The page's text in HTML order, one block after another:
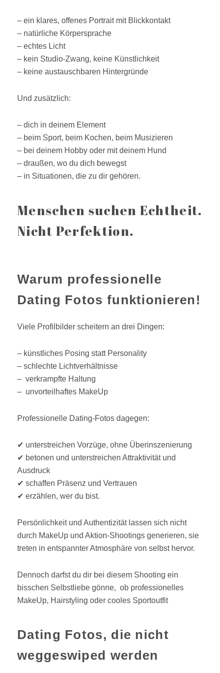
– ein klares, offenes Portrait mit Blickkontakt
– natürliche Körpersprache
– echtes Licht
– kein Studio-Zwang, keine Künstlichkeit
– keine austauschbaren Hintergründe
Und zusätzlich:
– dich in deinem Element
– beim Sport, beim Kochen, beim Musizieren
– bei deinem Hobby oder mit deinem Hund
– draußen, wo du dich bewegst
– in Situationen, die zu dir gehören.
Menschen suchen Echtheit.
Nicht Perfektion.
Warum professionelle
Dating Fotos funktionieren!
Viele Profilbilder scheitern an drei Dingen:
– künstliches Posing statt Personality
– schlechte Lichtverhältnisse
– verkrampfte Haltung
– unvorteilhaftes MakeUp
Professionelle Dating-Fotos dagegen:
✔ unterstreichen Vorzüge, ohne Überinszenierung
✔ betonen und unterstreichen Attraktivität und
Ausdruck
✔ schaffen Präsenz und Vertrauen
✔ erzählen, wer du bist.
Persönlichkeit und Authentizität lassen sich nicht
durch MakeUp und Aktion-Shootings generieren, sie
treten in entspannter Atmosphäre von selbst hervor.
Dennoch darfst du dir bei diesem Shooting ein
bisschen Selbstliebe gönne, ob professionelles
MakeUp, Hairstyling oder cooles Sportoutfit
Dating Fotos, die nicht
weggeswiped werden